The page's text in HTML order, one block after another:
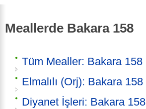
Meallerde Bakara 158
Tüm Mealler: Bakara 158
Elmalılı (Orj): Bakara 158
Diyanet İşleri: Bakara 158